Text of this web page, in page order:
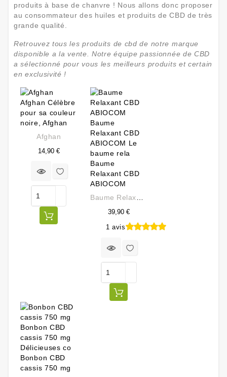
produits à base de chanvre ! Nous allons donc proposer
au consommateur des huiles et produits de CBD de très
grande qualité.
Retrouvez tous les produits de cbd de notre marque
disponible a la vente. Notre équipe passionnée de CBD
a sélectionné pour vous les meilleurs produits et certain
en exclusivité !
Afghan
14,90 €Prix
Baume Relaxant CBD ABIOCOM
39,90 €
1 avis